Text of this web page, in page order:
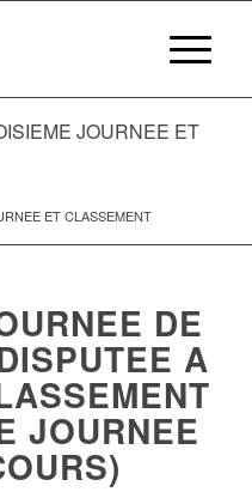
JOURNEE ET
ET CLASSEMENT
DE
A
JOURNEE